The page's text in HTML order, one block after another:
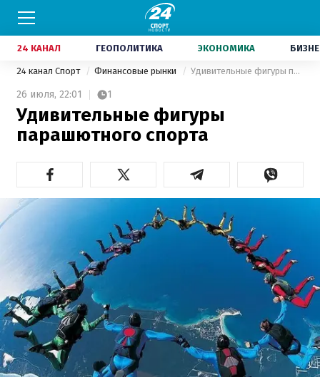
24 КАНАЛ ГЕОПОЛИТИКА ЭКОНОМИКА
24 канал Спорт Финансовые рынки Удивительные фигуры парашютного спорта
26 июля, 22:01 1
Удивительные фигуры
парашютного спорта